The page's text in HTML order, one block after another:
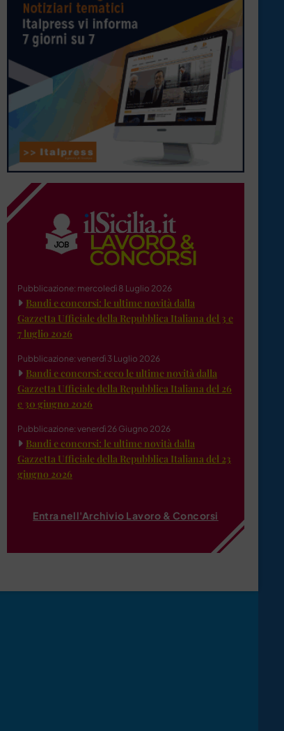
Pubblicazione: mercoledì 8 Luglio 2026
Bandi e concorsi: le ultime novità dalla
Gazzetta Ufficiale della Repubblica Italiana del 3 e
7 luglio 2026
Pubblicazione: venerdì 3 Luglio 2026
Bandi e concorsi: ecco le ultime novità dalla
Gazzetta Ufficiale della Repubblica Italiana del 26
e 30 giugno 2026
Pubblicazione: venerdì 26 Giugno 2026
Bandi e concorsi: le ultime novità dalla
Gazzetta Ufficiale della Repubblica Italiana del 23
giugno 2026
Entra nell'Archivio Lavoro & Concorsi